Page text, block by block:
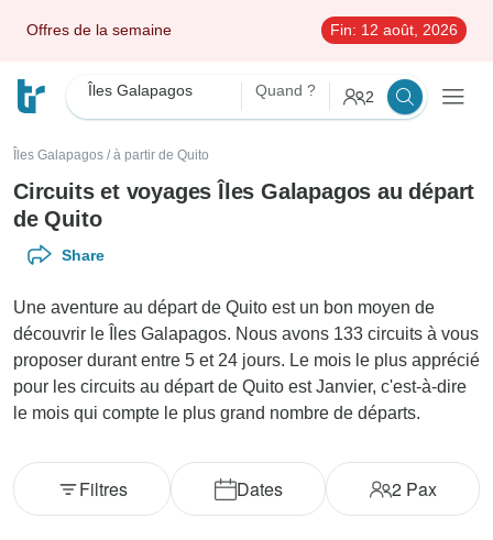
Offres de la semaine Fin: 12 août, 2026
Îles Galapagos Quand ? 2
Îles Galapagos / à partir de Quito
Circuits et voyages Îles Galapagos au départ
de Quito
Share
Une aventure au départ de Quito est un bon moyen de
découvrir le Îles Galapagos. Nous avons 133 circuits à vous
proposer durant entre 5 et 24 jours. Le mois le plus apprécié
pour les circuits au départ de Quito est Janvier, c'est-à-dire
le mois qui compte le plus grand nombre de départs.
Dates 2Pax
Filtres